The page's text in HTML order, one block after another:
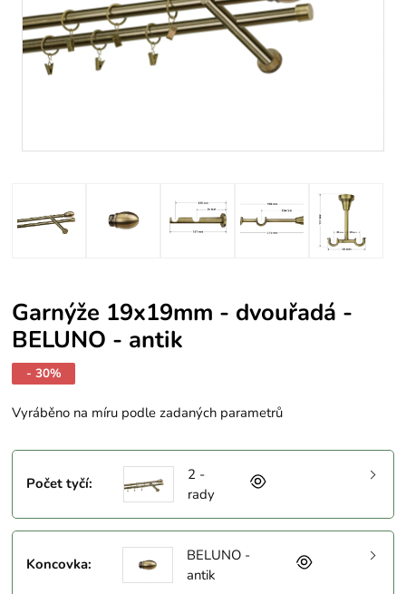
Garnýže 19x19mm - dvouřadá -
BELUNO - antik
- 30%
Vyráběno na míru podle zadaných parametrů
Počet tyčí:
2 -
rady
Koncovka:
BELUNO -
antik